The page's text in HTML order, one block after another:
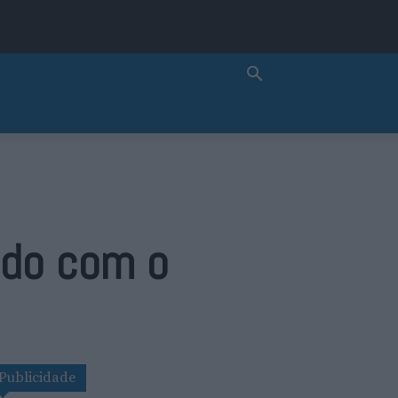
com o
Publicidade